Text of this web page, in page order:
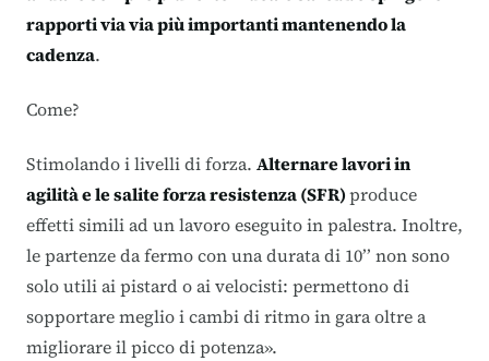
rapporti via via più importanti mantenendo la
cadenza.
Come?
Stimolando i livelli di forza. Alternare lavori in
agilità e le salite forza resistenza (SFR)produce
effetti simili ad un lavoro eseguito in palestra. Inoltre,
le partenze da fermo con una durata di 10’’ non sono
solo utili ai pistard o ai velocisti: permettono di
sopportare meglio i cambi di ritmo in gara oltre a
migliorare il picco di potenza».